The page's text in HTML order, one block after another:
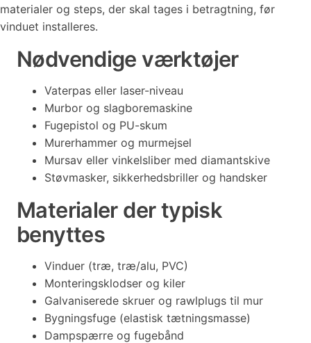
materialer og steps, der skal tages i betragtning, før
vinduet installeres.
Nødvendige værktøjer
Vaterpas eller laser-niveau
Murbor og slagboremaskine
Fugepistol og PU-skum
Murerhammer og murmejsel
Mursav eller vinkelsliber med diamantskive
Støvmasker, sikkerhedsbriller og handsker
Materialer der typisk
benyttes
Vinduer (træ, træ/alu, PVC)
Monteringsklodser og kiler
Galvaniserede skruer og rawlplugs til mur
Bygningsfuge (elastisk tætningsmasse)
Dampspærre og fugebånd